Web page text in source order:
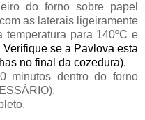
do forno sobre papel
as laterais ligeiramente
para 140ºC e
Verifique se a Pavlova esta
no final da cozedura).
minutos dentro do forno